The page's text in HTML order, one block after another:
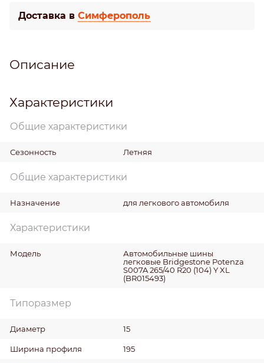
Доставка в Симферополь
Описание
Характеристики
Общие характеристики
Сезонность Летняя
Общие характеристики
Назначение для легкового автомобиля
Характеристики
Модель
Автомобильные шины
легковые Bridgestone Potenza
S007A 265/40 R20 (104) Y XL
(BR015493)
Типоразмер
Диаметр 15
Ширина профиля 195